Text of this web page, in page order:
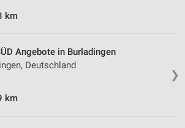
km
❯
Angebote in Burladingen
Deutschland
km